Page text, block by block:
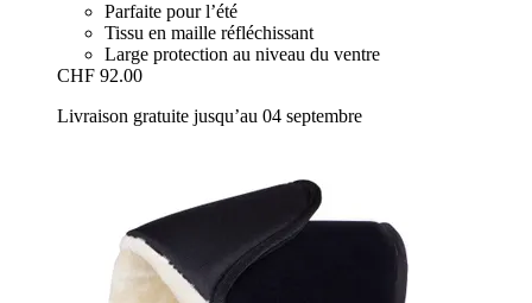
Parfaite pour l’été
Tissu en maille réfléchissant
Large protection au niveau du ventre
CHF 92.00
Livraison gratuite jusqu’au 04 septembre